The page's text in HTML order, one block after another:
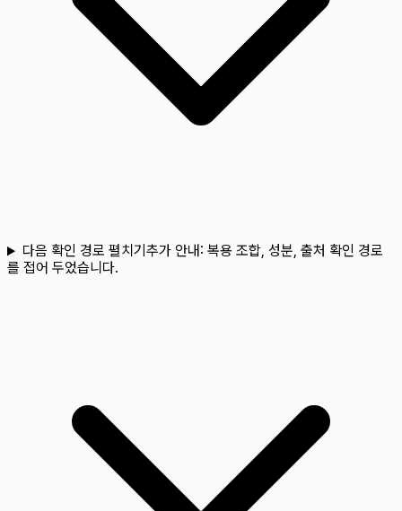
다음 확인 경로 펼치기 추가 안내: 복용 조합, 성분, 출처 확인 경로
를 접어 두었습니다.